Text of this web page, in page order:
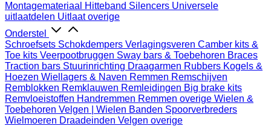
Montagemateriaal
Hitteband Silencers Universele
uitlaatdelen Uitlaat overige
Onderstel
Schroefsets Schokdempers Verlagingsveren Camber kits &
Toe kits Veerpootbruggen Sway bars & Toebehoren Braces
Traction bars Stuurinrichting Draagarmen Rubbers Kogels &
Hoezen Wiellagers & Naven Remmen Remschijven
Remblokken Remklauwen Remleidingen Big brake kits
Remvloeistoffen Handremmen Remmen overige Wielen &
Toebehoren Velgen | Wielen Banden Spoorverbreders
Wielmoeren Draadeinden Velgen overige